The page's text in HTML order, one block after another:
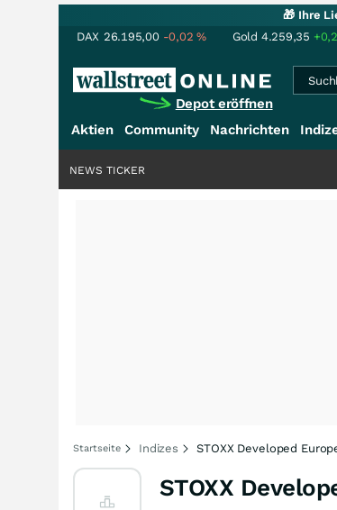
🎁 Ihre
DAX 26.195,00 -0,02% Gold 4.259,35
Depot eröffnen
Aktien Community Nachrichten
NEWS TICKER
Startseite Indizes STOXX Developed
STOXX